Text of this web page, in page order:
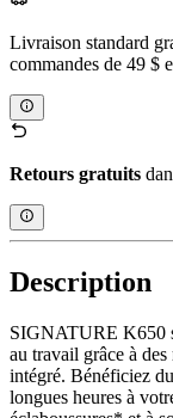
Livraison standard
commandes de 49 $
Retours gratuits
Description
SIGNATURE K650
au travail grâce à
intégré. Bénéficiez
longues heures à